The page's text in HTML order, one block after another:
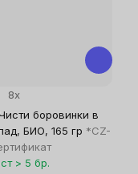
боровинки в
БИО, 165 гр *CZ-
8x
> 5 бр.